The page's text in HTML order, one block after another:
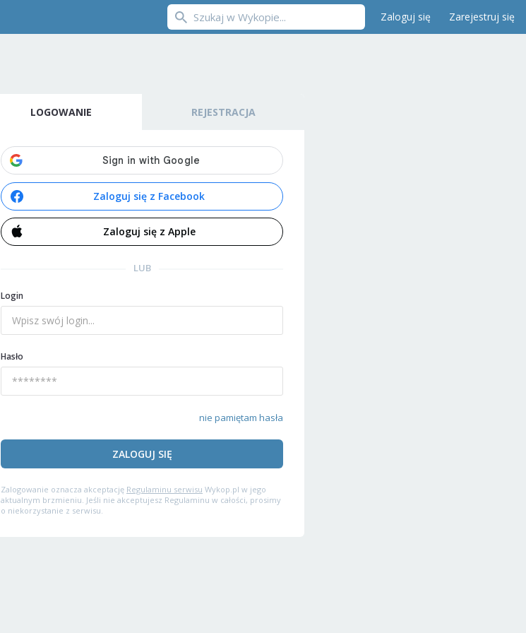
Zaloguj się Zarejestruj się
LOGOWANIE REJESTRACJA
Zaloguj się z Facebook
Zaloguj się z Apple
LUB
Login
Hasło
nie pamiętam hasła
ZALOGUJ SIĘ
Zalogowanie oznacza akceptację Regulaminu serwisu Wykop.pl w jego
aktualnym brzmieniu. Jeśli nie akceptujesz Regulaminu w całości, prosimy
o niekorzystanie z serwisu.